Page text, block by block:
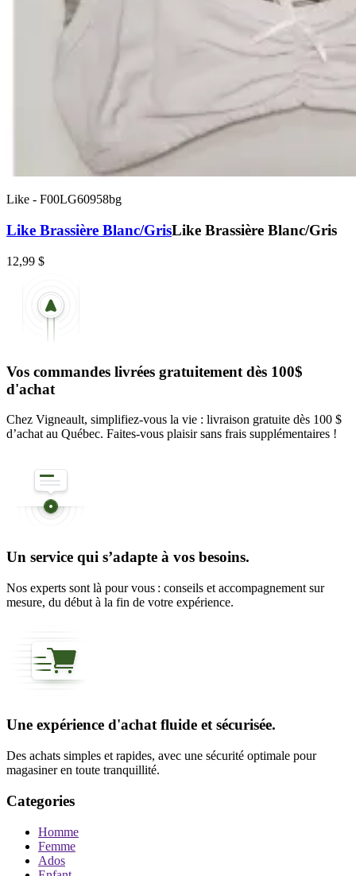
Like - F00LG60958bg
Like Brassière Blanc/GrisLike Brassière Blanc/Gris
12,99 $
Vos commandes livrées gratuitement dès 100$
d'achat
Chez Vigneault, simplifiez-vous la vie : livraison gratuite dès 100 $
d’achat au Québec. Faites-vous plaisir sans frais supplémentaires !
Un service qui s’adapte à vos besoins.
Nos experts sont là pour vous : conseils et accompagnement sur
mesure, du début à la fin de votre expérience.
Une expérience d'achat fluide et sécurisée.
Des achats simples et rapides, avec une sécurité optimale pour
magasiner en toute tranquillité.
Categories
Homme
Femme
Ados